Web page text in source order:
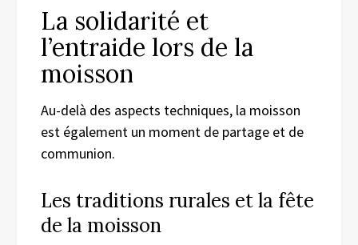
La solidarité et
l’entraide lors de la
moisson
Au-delà des aspects techniques, la moisson
est également un moment de partage et de
communion.
Les traditions rurales et la fête
de la moisson